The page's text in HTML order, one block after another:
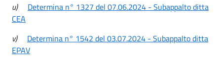
u)
Determina n° 1327 del 07.06.2024 - Subappalto ditta
CEA
v)
Determina n° 1542 del 03.07.2024 - Subappalto ditta
EPAV